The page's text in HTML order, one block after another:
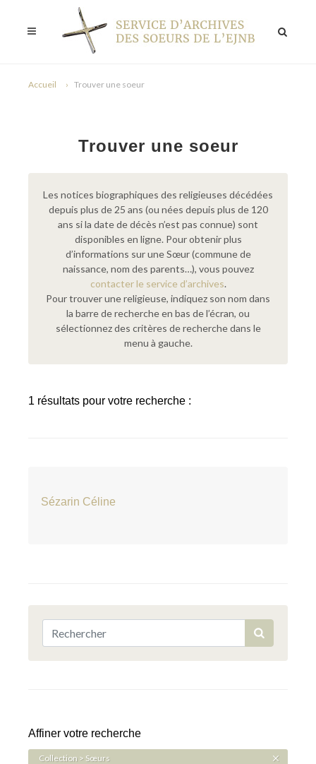
Accueil Trouver une soeur
Trouver une soeur
Les notices biographiques des religieuses décédées
depuis plus de 25 ans (ou nées depuis plus de 120
ans si la date de décès n’est pas connue) sont
disponibles en ligne. Pour obtenir plus
d’informations sur une Sœur (commune de
naissance, nom des parents…), vous pouvez
contacter le service d’archives.
Pour trouver une religieuse, indiquez son nom dans
la barre de recherche en bas de l’écran, ou
sélectionnez des critères de recherche dans le
menu à gauche.
1 résultats pour votre recherche :
Sézarin Céline
Affiner votre recherche
Collection > Sœurs